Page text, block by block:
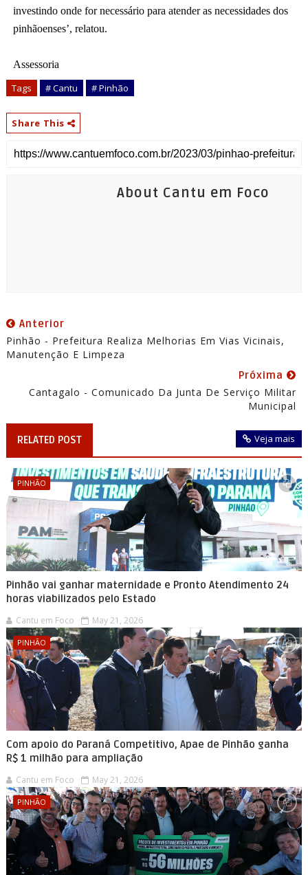
investindo onde for necessário para atender as necessidades dos
pinhãoenses’, relatou.
Assessoria
Tags # Cantu # Pinhão
Share This
About Cantu em Foco
Anterior
Pinhão - Prefeitura Realiza Melhorias Em Vias Vicinais,
Manutenção E Limpeza
Próxima
Cantagalo - Comunicado Da Junta De Serviço Militar
Municipal
RELATED POST Veja mais
PINHÃO
Pinhão vai ganhar maternidade e Pronto Atendimento 24
horas viabilizados pelo Estado
Cantu em Foco May 21, 2026
PINHÃO
Com apoio do Paraná Competitivo, Apae de Pinhão ganha
R$ 1 milhão para ampliação
Cantu em Foco May 21, 2026
PINHÃO